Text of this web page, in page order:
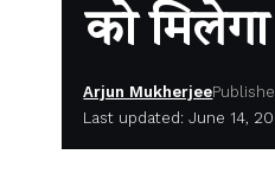
को
Last updated: June 14,
Arjun Mukherjee